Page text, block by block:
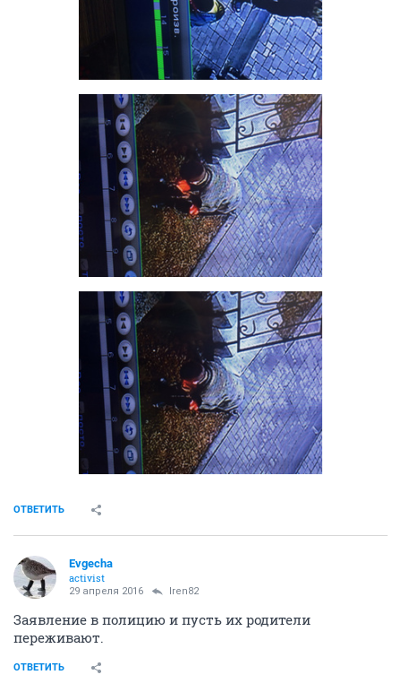
ОТВЕТИТЬ
Evgecha
activist
29 апреля 2016 Iren82
Заявление в полицию и пусть их родители
переживают.
ОТВЕТИТЬ